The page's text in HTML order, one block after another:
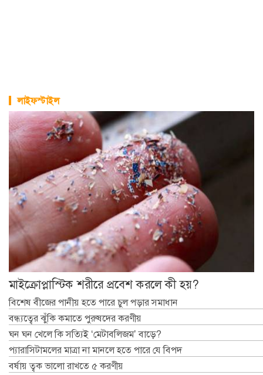
লাইফস্টাইল
মাইক্রোপ্লাস্টিক শরীরে প্রবেশ করলে কী হয়?
বিশেষ বীজের পানীয় হতে পারে চুল পড়ার সমাধান
বন্ধ্যত্বের ঝুঁকি কমাতে পুরুষদের করণীয়
ঘন ঘন খেলে কি সত্যিই ‘মেটাবলিজম’ বাড়ে?
প্যারাসিটামলের মাত্রা না মানলে হতে পারে যে বিপদ
বর্ষায় ত্বক ভালো রাখতে ৫ করণীয়